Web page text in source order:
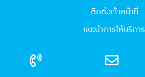
ติดต่อเจ้าหน้าที่
แนะนำการให้บริการ